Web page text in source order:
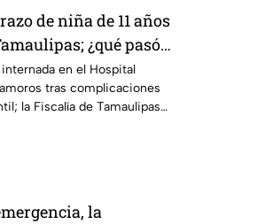
de niña de 11 años
¿qué pasó
en el Hospital
tras complicaciones
la Fiscalía de Tamaulipas
la